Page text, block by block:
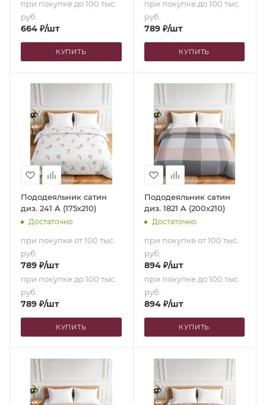
при покупке до 100 тыс.
руб.
664 ₽/шт
КУПИТЬ
при покупке до 100 тыс.
руб.
789₽/шт
КУПИТЬ
Пододеяльник сатин
диз. 241 A (175х210)
Достаточно
при покупке от 100 тыс.
руб.
789 ₽/шт
при покупке до 100 тыс.
руб.
789 ₽/шт
КУПИТЬ
Пододеяльник сатин
диз. 1821 A (200х210)
Достаточно
при покупке от 100 тыс.
руб.
894₽/шт
при покупке до 100 тыс.
руб.
894₽/шт
КУПИТЬ